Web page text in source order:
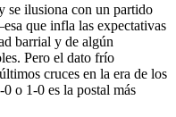
se ilusiona con un partido
que infla las expectativas
barrial y de algún
Pero el dato frío
cruces en la era de los
o 1-0 es la postal más